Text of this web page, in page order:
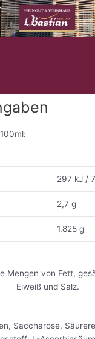
n
ü
297 kJ /
2,7 g
1,825 g
Mengen von Fett,
Eiweiß und Salz.
Saccharose,